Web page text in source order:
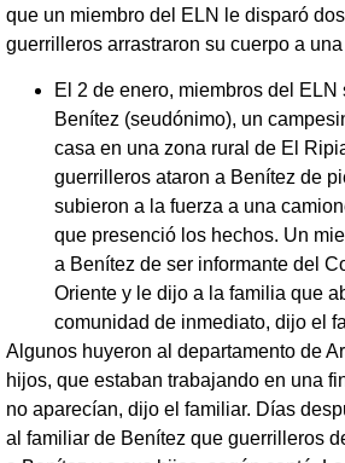
que un miembro del ELN le disparó
guerrilleros arrastraron su cuerpo a
El 2 de enero, miembros del
Benítez (seudónimo), un
casa en una zona rural de El
guerrilleros ataron a Benítez de
subieron a la fuerza a una
que presenció los hechos. Un
a Benítez de ser informante del
Oriente y le dijo a la familia que
comunidad de inmediato, dijo el
Algunos huyeron al departamento de
hijos, que estaban trabajando en una
no aparecían, dijo el familiar. Días
al familiar de Benítez que guerrilleros